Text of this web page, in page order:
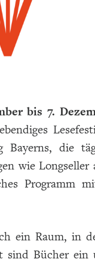
bis 7.
Bayerns, die
wie
Programm
ein Raum, in
sind Bücher ein